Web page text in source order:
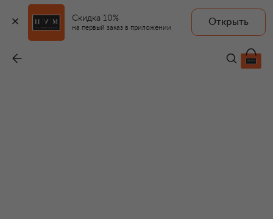
Скидка 10%
на первый заказ в приложении
Открыть
79 950 ₽